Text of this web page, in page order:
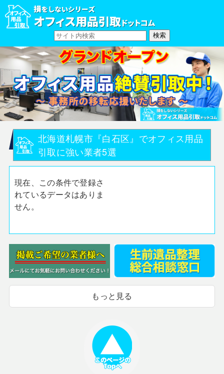
北海道札幌市『白石区』でオフィス用品
引取に強い業者5選
現在、この条件で登録さ
れているデータはありま
せん。
もっと見る